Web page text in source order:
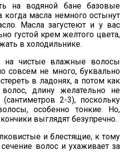
на водяной бане базовые
масла немного остынут
Масла загустеют и у вас
густой крем желтого цвета,
в холодильнике.
на чистые влажные волосы
совсем не много, буквально
в ладонях, а потом как
длину желательно не
(сантиметров 2-3), поскольку
особенно тонкие. Но,
выглядят безупречно.
и блестящие, к тому
волос и ухаживает за